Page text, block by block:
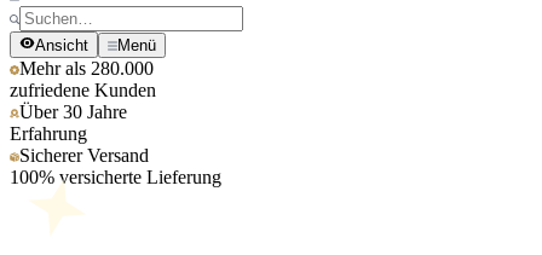
Ansicht Menü
Mehr als 280.000
zufriedene Kunden
Über 30 Jahre
Erfahrung
Sicherer Versand
100% versicherte Lieferung